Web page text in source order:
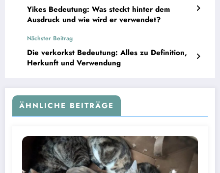
Yikes Bedeutung: Was steckt hinter dem
Ausdruck und wie wird er verwendet?
Nächster Beitrag
Die verkorkst Bedeutung: Alles zu Definition,
Herkunft und Verwendung
ÄHNLICHE BEITRÄGE